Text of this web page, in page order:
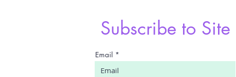
Subscribe to Site
Email